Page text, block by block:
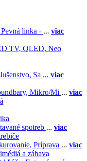
Pevná linka - ... viac
TV, QLED, Neo
Sa ... viac
Mikro/Mi ... viac
spotreb ... viac
Príprava ... viac
a zábava